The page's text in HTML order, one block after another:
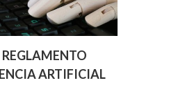
REGLAMENTO
ARTIFICIAL